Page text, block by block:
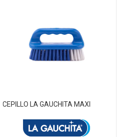
CEPILLO LA GAUCHITA MAXI